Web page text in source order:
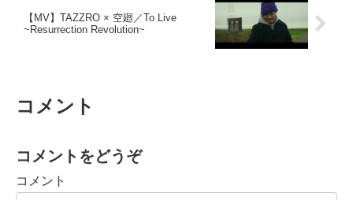
【MV】TAZZRO × 空廻／To Live
~Resurrection Revolution~
コメント
コメントをどうぞ
コメント